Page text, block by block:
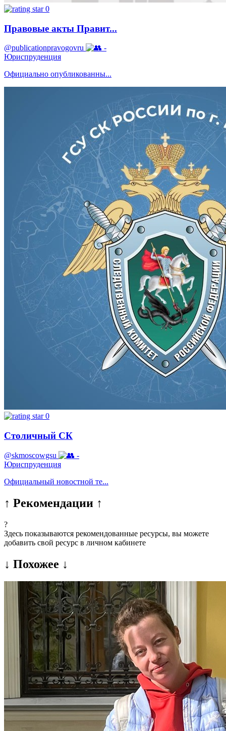
0
Правовые акты Правит...
@publicationpravogovru
-
Юриспруденция
Официально опубликованны...
0
Столичный СК
@skmoscowgsu
-
Юриспруденция
Официальный новостной те...
↑ Рекомендации ↑
?
Здесь показываются рекомендованные ресурсы, вы можете
добавить свой ресурс в личном кабинете
↓ Похожее ↓